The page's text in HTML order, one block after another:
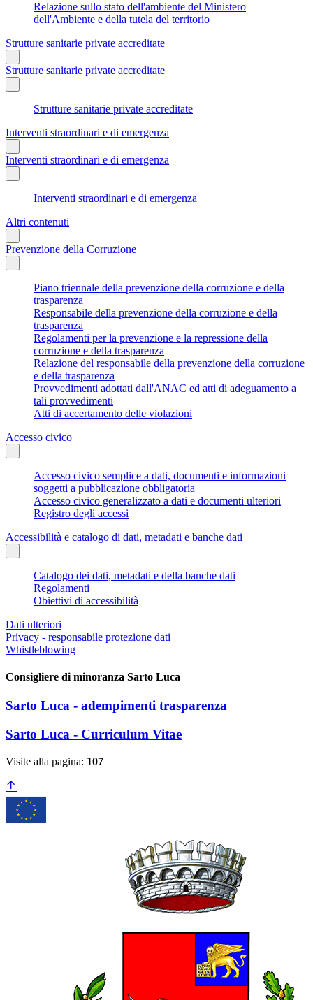
Relazione sullo stato dell'ambiente del Ministero
dell'Ambiente e della tutela del territorio
Strutture sanitarie private accreditate
Strutture sanitarie private accreditate
Strutture sanitarie private accreditate
Interventi straordinari e di emergenza
Interventi straordinari e di emergenza
Interventi straordinari e di emergenza
Altri contenuti
Prevenzione della Corruzione
Piano triennale della prevenzione della corruzione e della
trasparenza
Responsabile della prevenzione della corruzione e della
trasparenza
Regolamenti per la prevenzione e la repressione della
corruzione e della trasparenza
Relazione del responsabile della prevenzione della corruzione
e della trasparenza
Provvedimenti adottati dall'ANAC ed atti di adeguamento a
tali provvedimenti
Atti di accertamento delle violazioni
Accesso civico
Accesso civico semplice a dati, documenti e informazioni
soggetti a pubblicazione obbligatoria
Accesso civico generalizzato a dati e documenti ulteriori
Registro degli accessi
Accessibilità e catalogo di dati, metadati e banche dati
Catalogo dei dati, metadati e della banche dati
Regolamenti
Obiettivi di accessibilità
Dati ulteriori
Privacy - responsabile protezione dati
Whistleblowing
Consigliere di minoranza Sarto Luca
Sarto Luca - adempimenti trasparenza
Sarto Luca - Curriculum Vitae
Visite alla pagina: 107